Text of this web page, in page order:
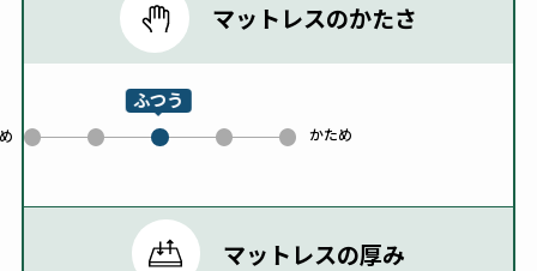
マットレスのかたさ
0
1
2
ふつう
3 かため
4
マットレスの厚み